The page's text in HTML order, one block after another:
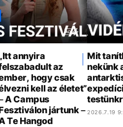
annyira
az
hogy csak
kell az életet”
A Campus
jártunk –
Te Hangod
Mit
nekünk
2026.7.19